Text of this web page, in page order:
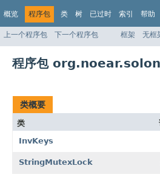
概览 程序包 类 树 已过时 索引 帮助
上一个程序包 下一个程序包 框架 无框
程序包
类概要
类
InvKeys
StringMutexLock